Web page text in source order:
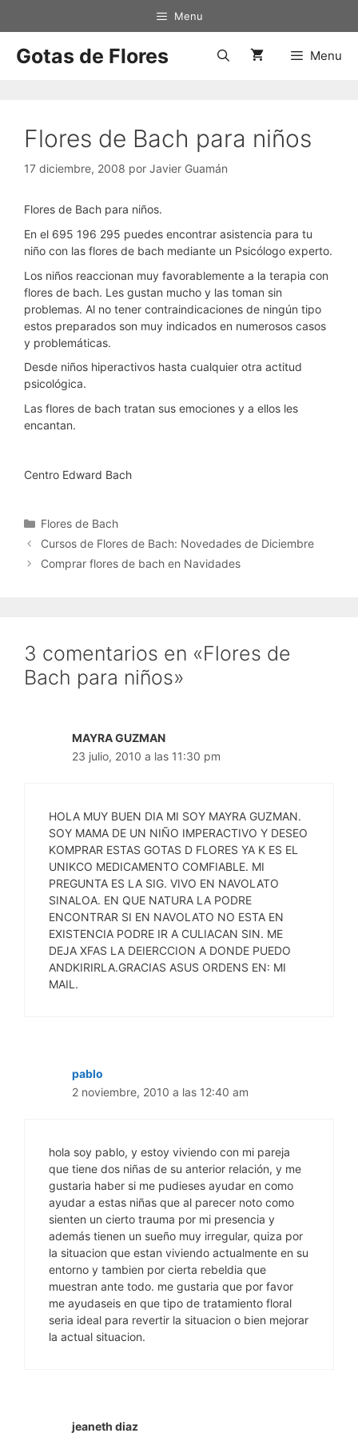
Menu
Gotas de Flores Menu
Flores de Bach para niños
17 diciembre, 2008 por Javier Guamán
Flores de Bach para niños.
En el 695 196 295 puedes encontrar asistencia para tu
niño con las flores de bach mediante un Psicólogo experto.
Los niños reaccionan muy favorablemente a la terapia con
flores de bach. Les gustan mucho y las toman sin
problemas. Al no tener contraindicaciones de ningún tipo
estos preparados son muy indicados en numerosos casos
y problemáticas.
Desde niños hiperactivos hasta cualquier otra actitud
psicológica.
Las flores de bach tratan sus emociones y a ellos les
encantan.
Centro Edward Bach
Categorías
Flores de Bach
Cursos de Flores de Bach: Novedades de Diciembre
Comprar flores de bach en Navidades
3 comentarios en «Flores de
Bach para niños»
MAYRA GUZMAN
23 julio, 2010 a las 11:30 pm
HOLA MUY BUEN DIA MI SOY MAYRA GUZMAN.
SOY MAMA DE UN NIÑO IMPERACTIVO Y DESEO
KOMPRAR ESTAS GOTAS D FLORES YA K ES EL
UNIKCO MEDICAMENTO COMFIABLE. MI
PREGUNTA ES LA SIG. VIVO EN NAVOLATO
SINALOA. EN QUE NATURA LA PODRE
ENCONTRAR SI EN NAVOLATO NO ESTA EN
EXISTENCIA PODRE IR A CULIACAN SIN. ME
DEJA XFAS LA DEIERCCION A DONDE PUEDO
ANDKIRIRLA.GRACIAS ASUS ORDENS EN: MI
MAIL.
pablo
2 noviembre, 2010 a las 12:40 am
hola soy pablo, y estoy viviendo con mi pareja
que tiene dos niñas de su anterior relación, y me
gustaria haber si me pudieses ayudar en como
ayudar a estas niñas que al parecer noto como
sienten un cierto trauma por mi presencia y
además tienen un sueño muy irregular, quiza por
la situacion que estan viviendo actualmente en su
entorno y tambien por cierta rebeldia que
muestran ante todo. me gustaria que por favor
me ayudaseis en que tipo de tratamiento floral
seria ideal para revertir la situacion o bien mejorar
la actual situacion.
jeaneth diaz